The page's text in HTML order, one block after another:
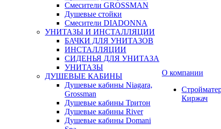
Смесители GROSSMAN
Душевые стойки
Смесители DIADONNA
УНИТАЗЫ И ИНСТАЛЛЯЦИИ
БАЧКИ ДЛЯ УНИТАЗОВ
ИНСТАЛЛЯЦИИ
СИДЕНЬЯ ДЛЯ УНИТАЗА
УНИТАЗЫ
ДУШЕВЫЕ КАБИНЫ
Душевые кабины Niagara,
Grossman
Душевые кабины Тритон
Душевые кабины River
Душевые кабины Domani
О компании
Киржач